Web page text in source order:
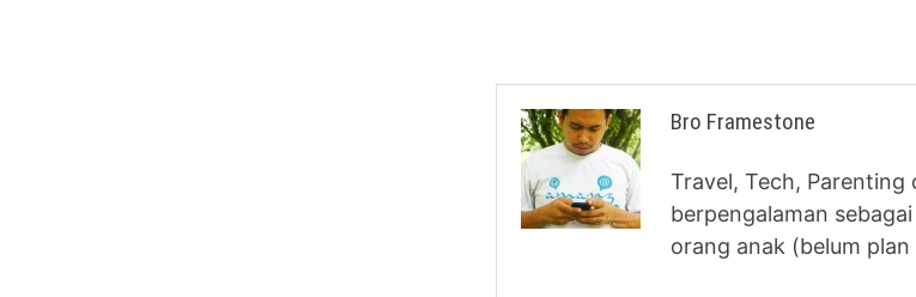
Bro Framestone
Travel, Tech, Parenting
berpengalaman
orang anak (belum